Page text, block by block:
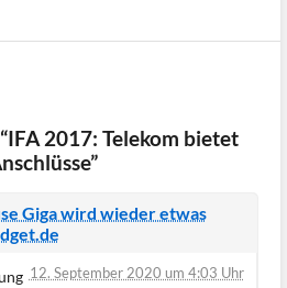
2017: Telekom bietet
Giga wird wieder etwas
12. September 2020 um 4:03 Uhr